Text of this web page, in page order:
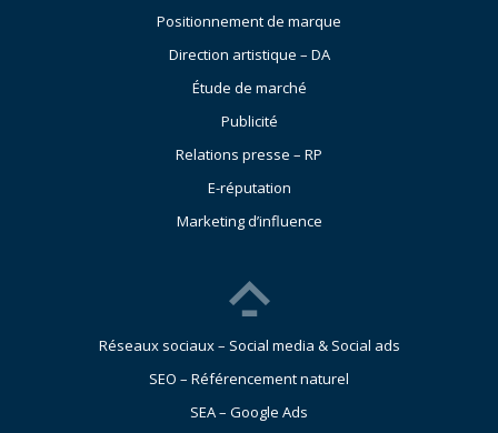
Positionnement de marque
Direction artistique – DA
Étude de marché
Publicité
Relations presse – RP
E-réputation
Marketing d’influence
Réseaux sociaux – Social media & Social ads
SEO – Référencement naturel
SEA – Google Ads